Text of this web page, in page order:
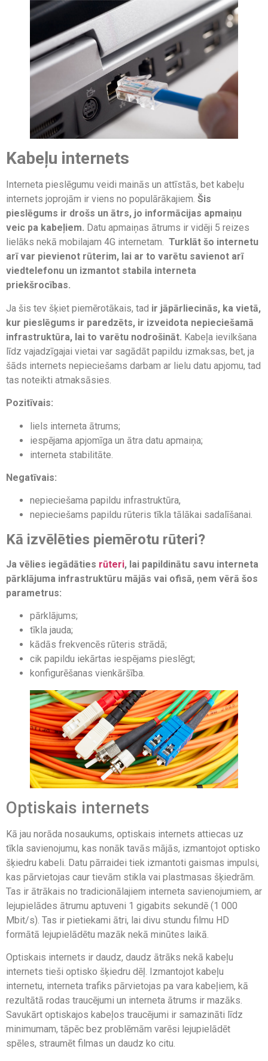
Kabeļu internets
Interneta pieslēgumu veidi mainās un attīstās, bet kabeļu
internets joprojām ir viens no populārākajiem. Šis
pieslēgums ir drošs un ātrs, jo informācijas apmaiņu
veic pa kabeļiem. Datu apmaiņas ātrums ir vidēji 5 reizes
lielāks nekā mobilajam 4G internetam. Turklāt šo internetu
arī var pievienot rūterim, lai ar to varētu savienot arī
viedtelefonu un izmantot stabila interneta
priekšrocības.
Ja šis tev šķiet piemērotākais, tad ir jāpārliecinās, ka vietā,
kur pieslēgums ir paredzēts, ir izveidota nepieciešamā
infrastruktūra, lai to varētu nodrošināt. Kabeļa ievilkšana
līdz vajadzīgajai vietai var sagādāt papildu izmaksas, bet, ja
šāds internets nepieciešams darbam ar lielu datu apjomu, tad
tas noteikti atmaksāsies.
Pozitīvais:
liels interneta ātrums;
iespējama apjomīga un ātra datu apmaiņa;
interneta stabilitāte.
Negatīvais:
nepieciešama papildu infrastruktūra,
nepieciešams papildu rūteris tīkla tālākai sadalīšanai.
Kā izvēlēties piemērotu rūteri?
Ja vēlies iegādāties rūteri, lai papildinātu savu interneta
pārklājuma infrastruktūru mājās vai ofisā, ņem vērā šos
parametrus:
pārklājums;
tīkla jauda;
kādās frekvencēs rūteris strādā;
cik papildu iekārtas iespējams pieslēgt;
konfigurēšanas vienkāršība.
Optiskais internets
Kā jau norāda nosaukums, optiskais internets attiecas uz
tīkla savienojumu, kas nonāk tavās mājās, izmantojot optisko
šķiedru kabeli. Datu pārraidei tiek izmantoti gaismas impulsi,
kas pārvietojas caur tievām stikla vai plastmasas šķiedrām.
Tas ir ātrākais no tradicionālajiem interneta savienojumiem, ar
lejupielādes ātrumu aptuveni 1 gigabits sekundē (1 000
Mbit/s). Tas ir pietiekami ātri, lai divu stundu filmu HD
formātā lejupielādētu mazāk nekā minūtes laikā.
Optiskais internets ir daudz, daudz ātrāks nekā kabeļu
internets tieši optisko šķiedru dēļ. Izmantojot kabeļu
internetu, interneta trafiks pārvietojas pa vara kabeļiem, kā
rezultātā rodas traucējumi un interneta ātrums ir mazāks.
Savukārt optiskajos kabeļos traucējumi ir samazināti līdz
minimumam, tāpēc bez problēmām varēsi lejupielādēt
spēles, straumēt filmas un daudz ko citu.